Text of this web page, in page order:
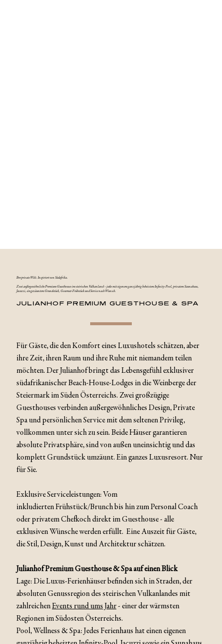
Ihre private Welt. Inspiriert von Südafrika.
Zwei außergewöhnliche Premium Guesthouses im steirischen Vulkanland – jedes mit eigenem ganzjährig beheiztem Infinity-Pool, privatem Saunahaus,
Jacuzzi, eingezäuntem Grundstück, Gourmet-Frühstück und Service nach Wunsch.
JULIANHOF PREMIUM GUESTHOUSE & SPA
Für Gäste, die den Komfort eines Luxushotels schätzen, aber
ihre Zeit, ihren Raum und ihre Ruhe mit niemandem teilen
möchten. Der Julianhof bringt das Lebensgefühl exklusiver
südafrikanischer Beach-House-Lodges in die Weinberge der
Steiermark im Süden Österreichs. Zwei großzügige
Guesthouses verbinden außergewöhnliches Design, Private
Spa und persönlichen Service mit dem seltenen Privileg,
vollkommen unter sich zu sein. Beide Häuser garantieren
absolute Privatsphäre, sind von außen uneinsichtig und das
komplett Grundstück umzäunt. Ein ganzes Luxusresort. Nur
für Sie.
Exklusive Serviceleistungen: Vom
inkludierten Frühstück/Brunch bis hin zum Personal Coach
oder privatem Chefkoch direkt im Guesthouse - alle
exklusiven Wünsche werden erfüllt. Eine Auszeit für Gäste,
die Stil, Design, Kunst und Architektur schätzen.
Julianhof Premium Guesthouse & Spa auf einen Blick
Lage: Die Luxus-Ferienhäuser befinden sich in Straden, der
absoluten Genussregion des steirischen Vulkanlandes mit
zahlreichenEvents rund ums Jahr- einer der wärmsten
Regionen im Südosten Österreichs.
Pool, Wellness & Spa: Jedes Ferienhaus hat einen eigenen